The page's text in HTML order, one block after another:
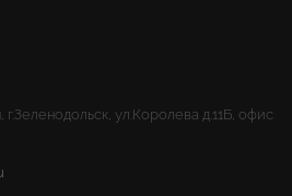
г.Зеленодольск, ул.Королева д.11Б, офис